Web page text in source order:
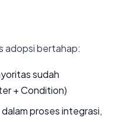
adopsi bertahap:
sudah
+ Condition)
proses integrasi,